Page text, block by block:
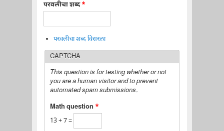
परवलीचा शब्द*
परवलीचा शब्द विसरला
CAPTCHA
This question is for testing whether or not
you are a human visitor and to prevent
automated spam submissions.
Math question *
13 + 7 =